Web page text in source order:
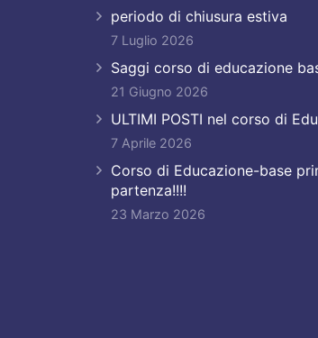
periodo di chiusura estiva
7 Luglio 2026
Saggi corso di educazione
21 Giugno 2026
ULTIMI POSTI nel corso di
7 Aprile 2026
Corso di Educazione-base
partenza!!!!
23 Marzo 2026